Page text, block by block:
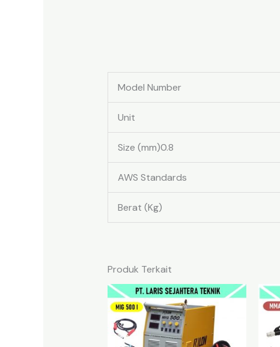
Model Number
Unit
Size (mm)0.8
AWS Standards
Berat (Kg)
Produk Terkait